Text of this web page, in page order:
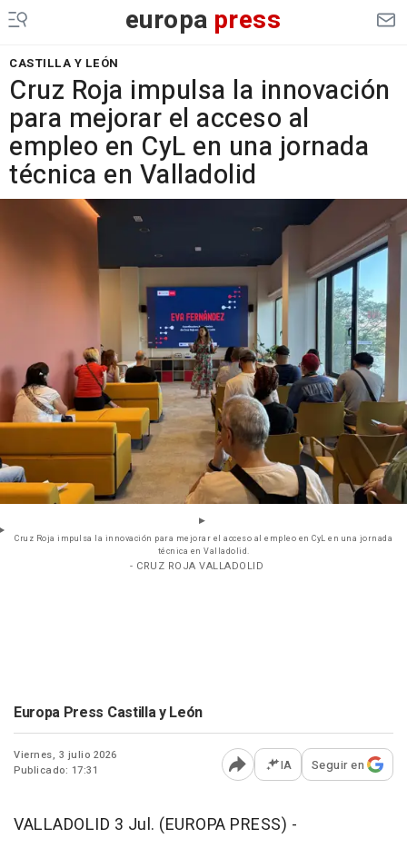
europa press
CASTILLA Y LEÓN
Cruz Roja impulsa la innovación
para mejorar el acceso al
empleo en CyL en una jornada
técnica en Valladolid
Cruz Roja impulsa la innovación para mejorar el acceso al empleo en CyL en una jornada
técnica en Valladolid.
- CRUZ ROJA VALLADOLID
Europa Press Castilla y León
Viernes, 3 julio 2026
Publicado: 17:31
Abrir opciones para
IA Seguir en
VALLADOLID 3 Jul. (EUROPA PRESS) -